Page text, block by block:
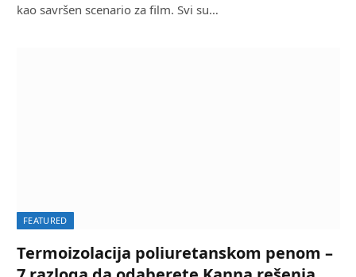
kao savršen scenario za film. Svi su…
FEATURED
Termoizolacija poliuretanskom penom –